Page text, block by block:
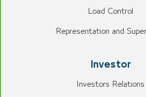
Load Control
Representation and
Investor
Investors Relations